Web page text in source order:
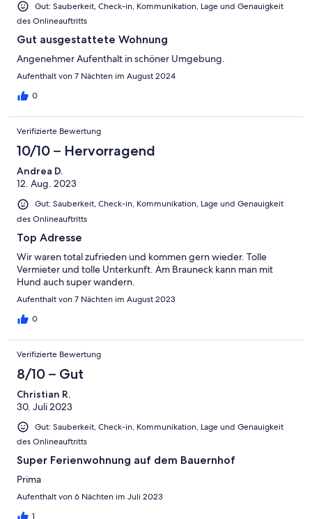
Gut: Sauberkeit, Check-in, Kommunikation, Lage und Genauigkeit
des Onlineauftritts
Gut ausgestattete Wohnung
Angenehmer Aufenthalt in schöner Umgebung.
Aufenthalt von 7 Nächten im August 2024
0
Verifizierte Bewertung
10/10 – Hervorragend
Andrea D.
12. Aug. 2023
Gut: Sauberkeit, Check-in, Kommunikation, Lage und Genauigkeit
des Onlineauftritts
Top Adresse
Wir waren total zufrieden und kommen gern wieder. Tolle
Vermieter und tolle Unterkunft. Am Brauneck kann man mit
Hund auch super wandern.
Aufenthalt von 7 Nächten im August 2023
0
Verifizierte Bewertung
8/10 – Gut
Christian R.
30. Juli 2023
Gut: Sauberkeit, Check-in, Kommunikation, Lage und Genauigkeit
des Onlineauftritts
Super Ferienwohnung auf dem Bauernhof
Prima
Aufenthalt von 6 Nächten im Juli 2023
1